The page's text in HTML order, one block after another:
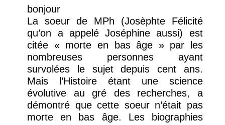
bonjour
La soeur de MPh (Josèphte Félicité
qu’on a appelé Joséphine aussi) est
citée « morte en bas âge » par les
nombreuses personnes ayant
survolées le sujet depuis cent ans.
Mais l’Histoire étant une science
évolutive au gré des recherches, a
démontré que cette soeur n’était pas
morte en bas âge. Les biographies